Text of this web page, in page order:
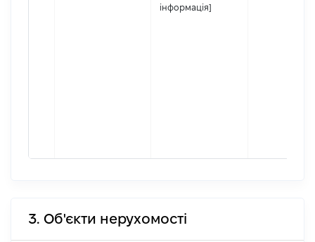
інформація]
3. Об'єкти нерухомості